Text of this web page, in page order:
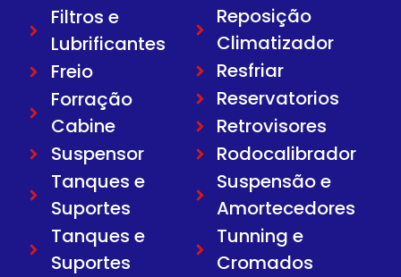
Filtros e
Lubrificantes
Freio
Forração
Cabine
Suspensor
Tanques e
Suportes
Tanques e
Suportes
Reposição
Climatizador
Resfriar
Reservatorios
Retrovisores
Rodocalibrador
Suspensão e
Amortecedores
Tunning e
Cromados